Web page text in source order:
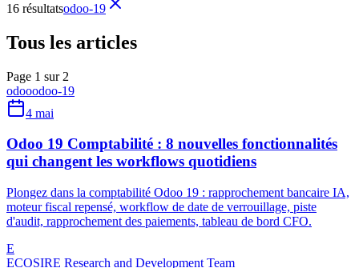
16 résultatsodoo-19
Tous les articles
Page 1 sur 2
odooodoo-19
4 mai
Odoo 19 Comptabilité : 8 nouvelles fonctionnalités
qui changent les workflows quotidiens
Plongez dans la comptabilité Odoo 19 : rapprochement bancaire IA,
moteur fiscal repensé, workflow de date de verrouillage, piste
d'audit, rapprochement des paiements, tableau de bord CFO.
E
ECOSIRE Research and Development Team